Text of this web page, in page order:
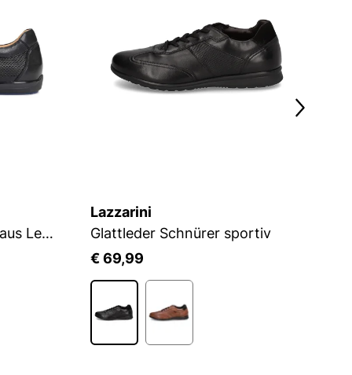
Atmungsaktive Schuhe aus Leder für Männer
Lazzarini
Glattleder Schnürer sportiv
€ 69,99